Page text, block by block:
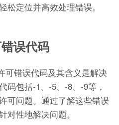
松定位并高效处理错误。
误代码
可错误代码及其含义是解决
码包括-1、-5、-8、-9等，
可问题。通过了解这些错误
对性地解决问题。